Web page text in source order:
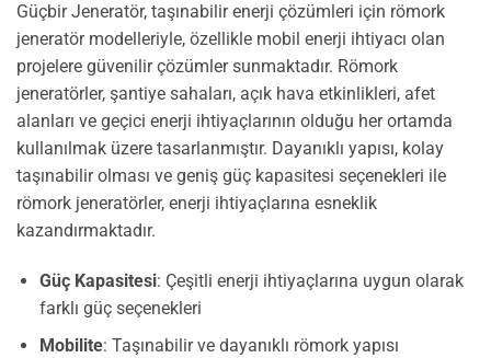
Güçbir Jeneratör, taşınabilir enerji çözümleri için römork
jeneratör modelleriyle, özellikle mobil enerji ihtiyacı olan
projelere güvenilir çözümler sunmaktadır. Römork
jeneratörler, şantiye sahaları, açık hava etkinlikleri, afet
alanları ve geçici enerji ihtiyaçlarının olduğu her ortamda
kullanılmak üzere tasarlanmıştır. Dayanıklı yapısı, kolay
taşınabilir olması ve geniş güç kapasitesi seçenekleri ile
römork jeneratörler, enerji ihtiyaçlarına esneklik
kazandırmaktadır.
Güç Kapasitesi: Çeşitli enerji ihtiyaçlarına uygun olarak
farklı güç seçenekleri
Mobilite: Taşınabilir ve dayanıklı römork yapısı